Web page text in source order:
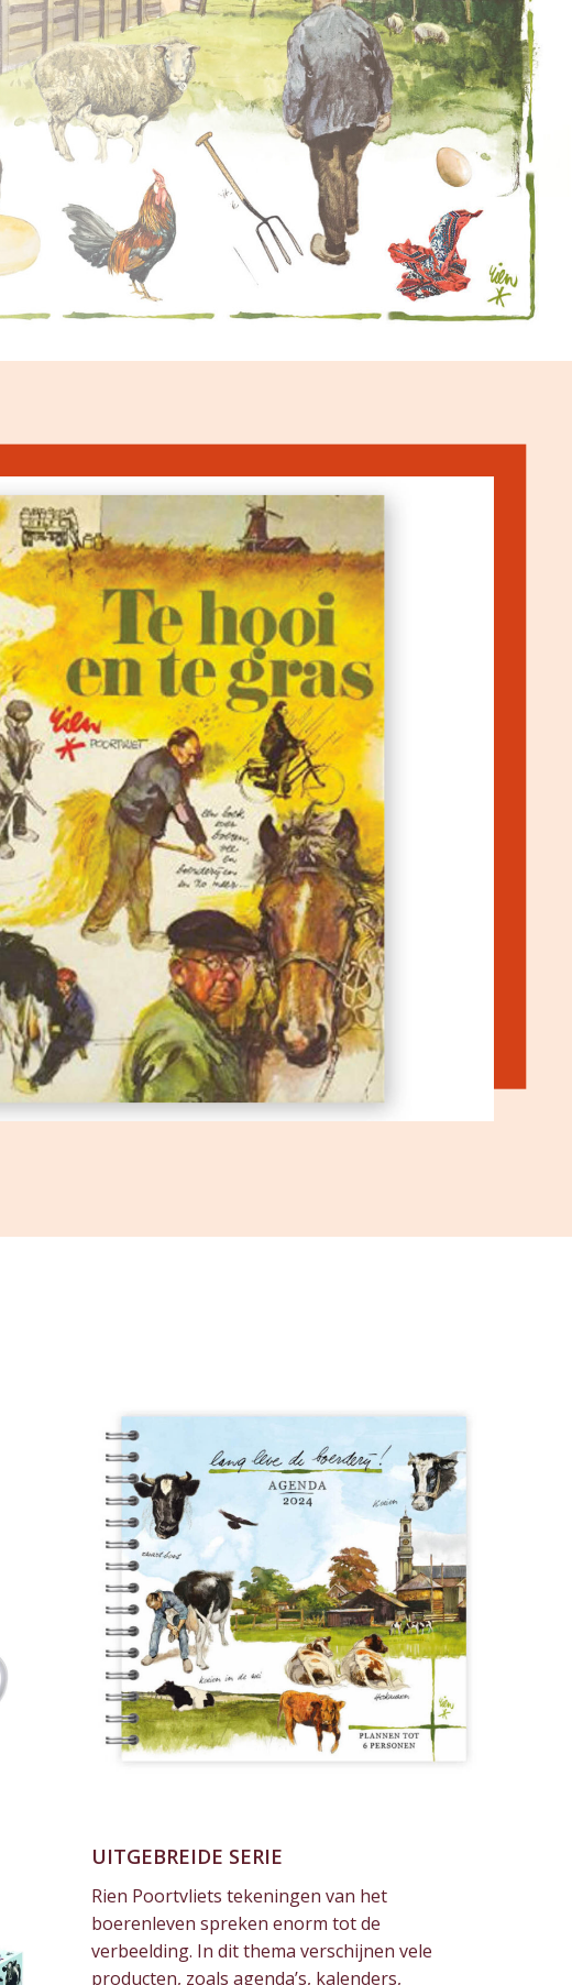
UITGEBREIDE SERIE
Rien Poortvliets tekeningen van het
boerenleven spreken enorm tot de
verbeelding. In dit thema verschijnen vele
producten, zoals agenda’s, kalenders,